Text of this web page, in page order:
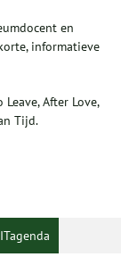
en
informatieve
After Love,
Tijd.